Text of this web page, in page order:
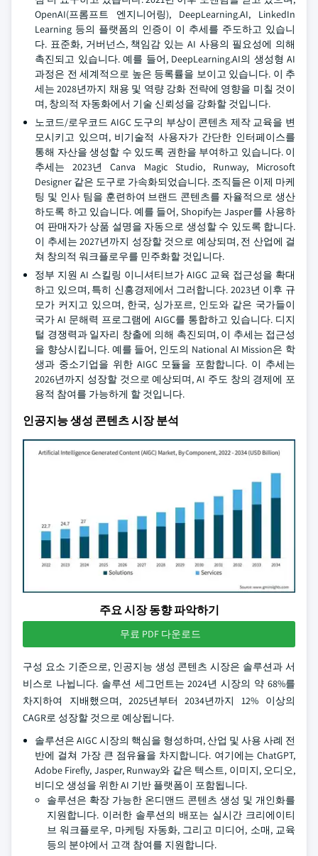
OpenAI(프롬프트 엔지니어링), DeepLearning.AI, LinkedIn
Learning 등의 플랫폼의 인증이 이 추세를 주도하고 있습니
다. 표준화, 거버넌스, 책임감 있는 AI 사용의 필요성에 의해
촉진되고 있습니다. 예를 들어, DeepLearning.AI의 생성형 AI
과정은 전 세계적으로 높은 등록률을 보이고 있습니다. 이 추
세는 2028년까지 채용 및 역량 강화 전략에 영향을 미칠 것이
며, 창의적 자동화에서 기술 신뢰성을 강화할 것입니다.
노코드/로우코드 AIGC 도구의 부상이 콘텐츠 제작 교육을 변
모시키고 있으며, 비기술적 사용자가 간단한 인터페이스를
통해 자산을 생성할 수 있도록 권한을 부여하고 있습니다. 이
추세는 2023년 Canva Magic Studio, Runway, Microsoft
Designer 같은 도구로 가속화되었습니다. 조직들은 이제 마케
팅 및 인사 팀을 훈련하여 브랜드 콘텐츠를 자율적으로 생산
하도록 하고 있습니다. 예를 들어, Shopify는 Jasper를 사용하
여 판매자가 상품 설명을 자동으로 생성할 수 있도록 합니다.
이 추세는 2027년까지 성장할 것으로 예상되며, 전 산업에 걸
쳐 창의적 워크플로우를 민주화할 것입니다.
정부 지원 AI 스킬링 이니셔티브가 AIGC 교육 접근성을 확대
하고 있으며, 특히 신흥경제에서 그러합니다. 2023년 이후 규
모가 커지고 있으며, 한국, 싱가포르, 인도와 같은 국가들이
국가 AI 문해력 프로그램에 AIGC를 통합하고 있습니다. 디지
털 경쟁력과 일자리 창출에 의해 촉진되며, 이 추세는 접근성
을 향상시킵니다. 예를 들어, 인도의 National AI Mission은 학
생과 중소기업을 위한 AIGC 모듈을 포함합니다. 이 추세는
2026년까지 성장할 것으로 예상되며, AI 주도 창의 경제에 포
용적 참여를 가능하게 할 것입니다.
인공지능 생성 콘텐츠 시장 분석
주요 시장 동향 파악하기
무료 PDF 다운로드
구성 요소 기준으로, 인공지능 생성 콘텐츠 시장은 솔루션과 서
비스로 나뉩니다. 솔루션 세그먼트는 2024년 시장의 약 68%를
차지하여 지배했으며, 2025년부터 2034년까지 12% 이상의
CAGR로 성장할 것으로 예상됩니다.
솔루션은 AIGC 시장의 핵심을 형성하며, 산업 및 사용 사례 전
반에 걸쳐 가장 큰 점유율을 차지합니다. 여기에는 ChatGPT,
Adobe Firefly, Jasper, Runway와 같은 텍스트, 이미지, 오디오,
비디오 생성을 위한 AI 기반 플랫폼이 포함됩니다.
솔루션은 확장 가능한 온디맨드 콘텐츠 생성 및 개인화를
지원합니다. 이러한 솔루션의 배포는 실시간 크리에이티
브 워크플로우, 마케팅 자동화, 그리고 미디어, 소매, 교육
등의 분야에서 고객 참여를 지원합니다.